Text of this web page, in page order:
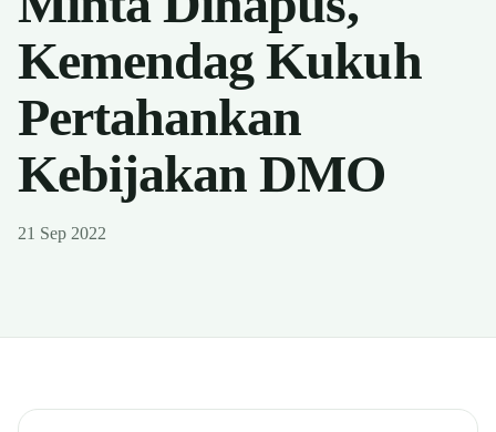
Kemendag Kukuh
Pertahankan
Kebijakan DMO
21 Sep 2022